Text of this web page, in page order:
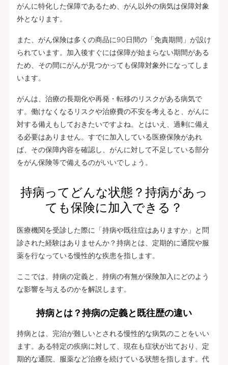
がんに特化した保障であるため、がん以外の病気は保障対象
外となります。
また、がん保険は多くの商品に90日間の「免責期間」が設け
られています。加入後すぐには保障が始まらない期間がある
ため、その間にがんが見つかっても保障対象外になってしま
います。
がんは、治療の長期化や再発・転移のリスクがある病気で
す。働けなくなるリスクや治療費の不安を考えると、がんに
対する備えもしておきたいですよね。とはいえ、過剰に備え
る必要はありません。すでに加入している医療保険があれ
ば、その保障内容を確認し、がんに対して不足している部分
をがん保険等で備えるのがいいでしょう。
持病ってどんな状態？持病があっ
ても保険に加入できる？
医療機関を受診した際に「持病や既往症はありますか」と問
診された経験はありませんか？持病とは、定期的に通院や服
薬を行なっている慢性的な疾患を指します。
ここでは、持病の定義と、持病の有無が保険加入にどのよう
な影響を与えるのかを解説します。
持病とは？持病の定義と既往歴の違い
持病とは、完治が難しいとされる慢性的な病気のことをいい
ます。ある特定の疾病に対して、現在も症状が出ており、定
期的な通院、服薬など治療を続けている状態を指します。代